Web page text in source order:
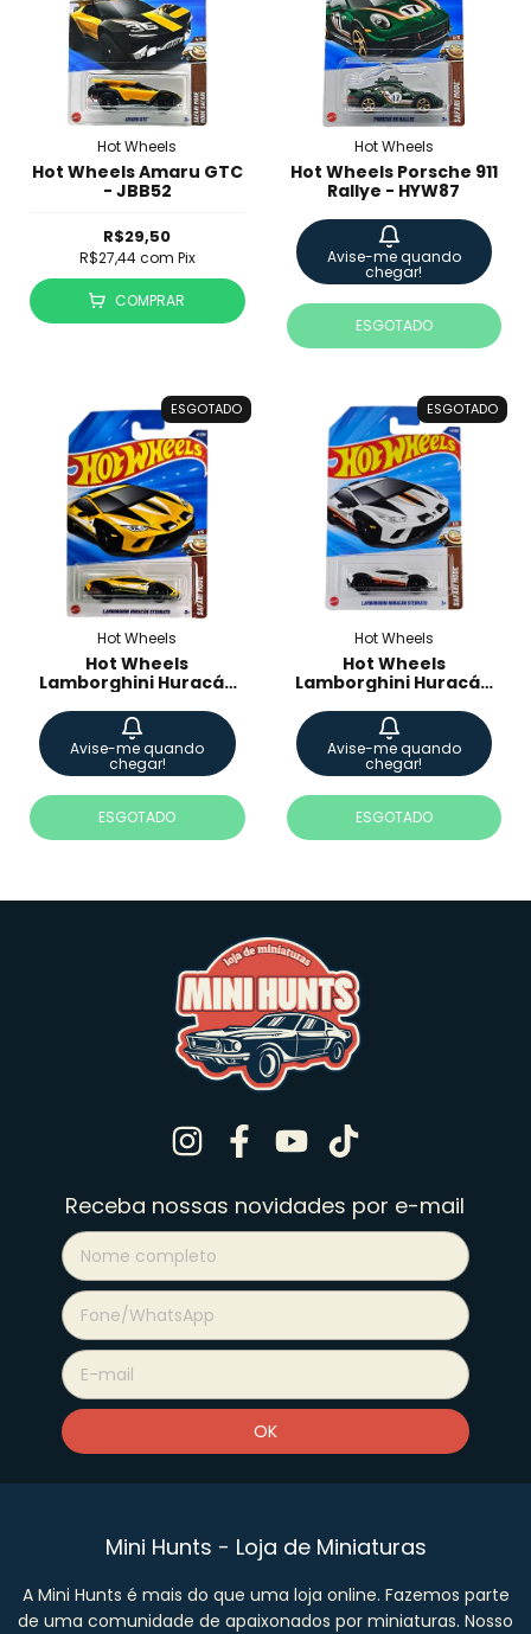
Hot Wheels
Hot Wheels Amaru GTC
- JBB52
R$29,50
R$27,44com Pix
COMPRAR
Hot Wheels
Hot Wheels Porsche 911
Rallye - HYW87
Avise-me quando
chegar!
ESGOTADO
ESGOTADO
Hot Wheels
Hot Wheels
Lamborghini Huracán
- JBB86
Avise-me quando
chegar!
ESGOTADO
ESGOTADO
Hot Wheels
Hot Wheels
Lamborghini Huracán
Avise-me quando
chegar!
ESGOTADO
Receba nossas novidades por e-mail
Mini Hunts - Loja de Miniaturas
A Mini Hunts é mais do que uma loja online. Fazemos parte
de uma comunidade de apaixonados por miniaturas. Nosso